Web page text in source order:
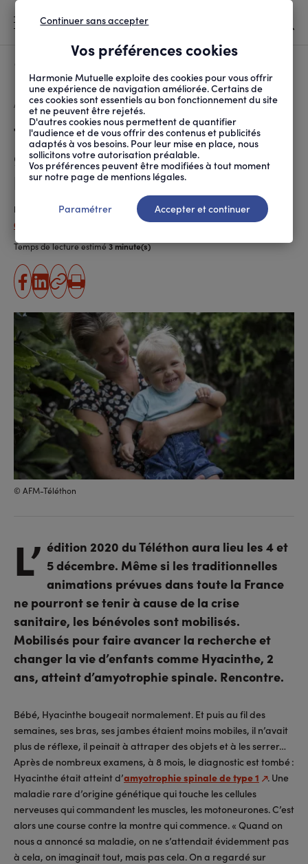
D'ARIANE
ACCUEIL SOCIÉTÉ INITIATIVES SOLIDAIRES TÉLÉTHON 2020 : « LA...
Téléthon 2020 : « La thérapie
génique a été une révolution
pour Hyacinthe »
Publié le 03.12.2020
Cécile Fratellini
Temps de lecture estimé3 minute(s)
partager
sur
facebook
partager
sur
linkedin
Copier
l'URL
Imprimer
© AFM-Téléthon
L’ édition 2020 du Téléthon aura lieu les 4 et
5 décembre. Même si les traditionnelles
animations prévues dans toute la France
ne pourront se tenir à cause de la crise
sanitaire, les bénévoles sont mobilisés.
Mobilisés pour faire avancer la recherche et
changer la vie d’enfants comme Hyacinthe, 2
ans, atteint d’amyotrophie spinale. Rencontre.
Bébé, Hyacinthe bougeait normalement. Et puis au fil des
semaines, ses bras, ses jambes étaient moins mobiles, il n’avait
plus de réflexe, il peinait à attraper des objets et à les serrer…
Après de nombreux examens, à 8 mois, le diagnostic est tombé :
Hyacinthe était atteint d’amyotrophie spinale de type 1
. Une
maladie rare d’origine génétique qui touche les cellules
nerveuses qui commandent les muscles, les motoneurones. C’est
alors une course contre la montre qui commence. « Quand on
nous a annoncé sa maladie, on ne s’attendait évidemment pas
à cela, on imaginait tout, mais pas cela. On a regardé sur
Vos préférences cookies
Harmonie Mutuelle exploite des cookies pour vous offrir
une expérience de navigation améliorée. Certains de
ces cookies sont essentiels au bon fonctionnement du site
et ne peuvent être rejetés.
D'autres cookies nous permettent de quantifier
l'audience et de vous offrir des contenus et publicités
adaptés à vos besoins. Pour leur mise en place, nous
sollicitons votre autorisation préalable.
Vos préférences peuvent être modifiées à tout moment
sur notre page de mentions légales.
Continuer sans accepter
Paramétrer Accepter et continuer